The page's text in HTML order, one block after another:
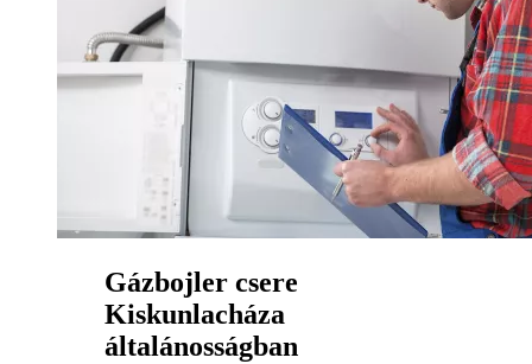
Gázbojler csere
Kiskunlacháza
általánosságban